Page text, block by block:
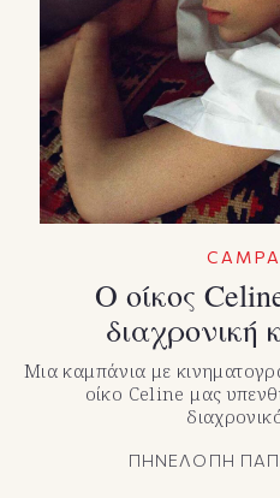
Ο οίκος
διαχρονική
Μια καμπάνια με
οίκο Celine μας
ΠΗΝΕΛΟΠΗ